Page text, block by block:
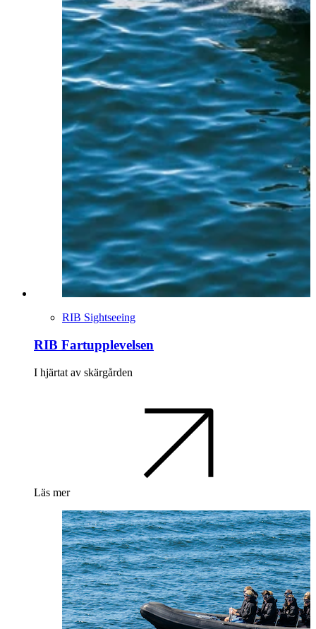
RIB Sightseeing
RIB Fartupplevelsen
I hjärtat av skärgården
Läs mer